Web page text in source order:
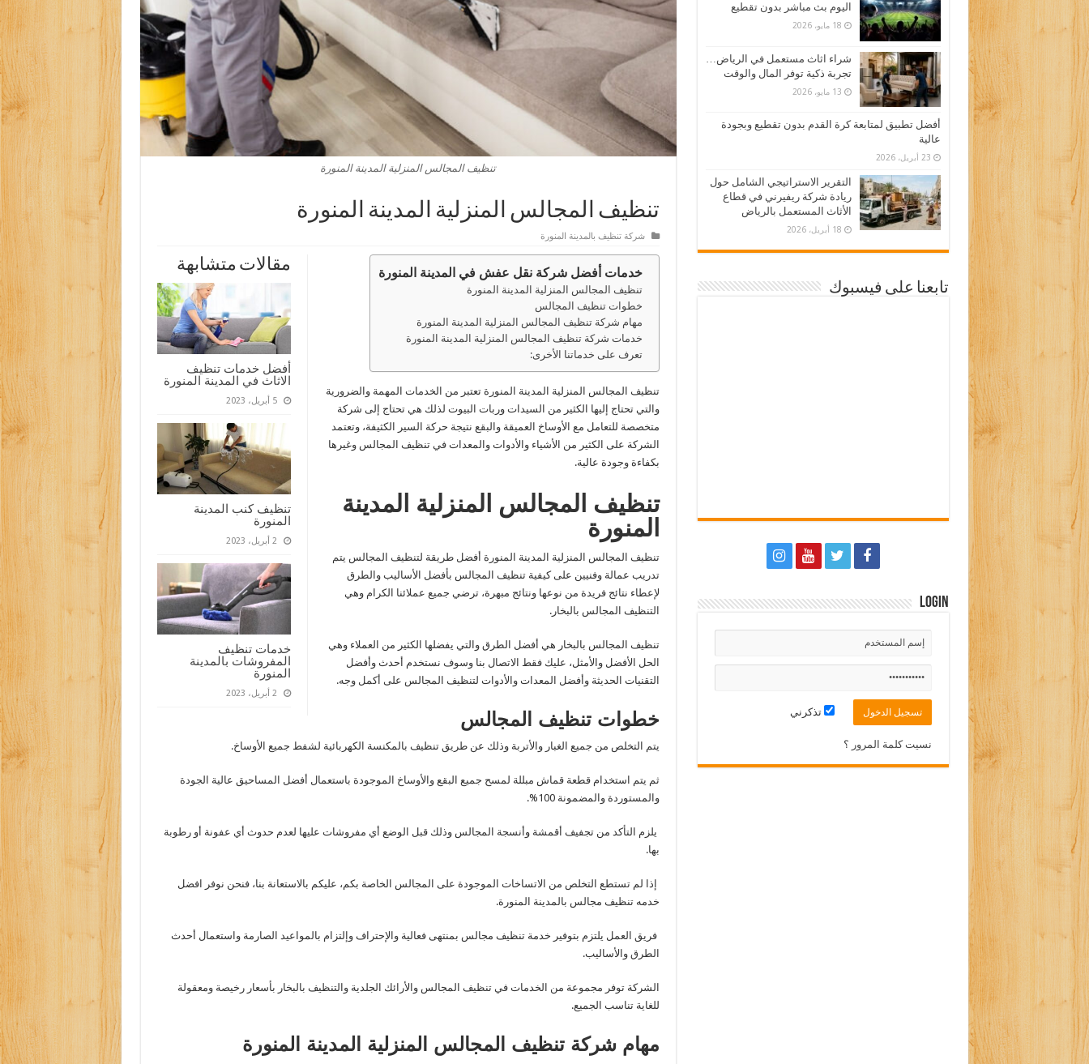
تنظيف المجالس المنزلية المدينة المنورة
تنظيف المجالس المنزلية المدينة المنورة
شركة تنظيف بالمدينة المنورة
مقالات متشابهة
أفضل خدمات تنظيف
الاثاث في المدينة المنورة
5 أبريل، 2023
تنظيف كنب المدينة
المنورة
2 أبريل، 2023
خدمات تنظيف
المفروشات بالمدينة
المنورة
2 أبريل، 2023
خدمات أفضل شركة نقل عفش في المدينة المنورة
تنظيف المجالس المنزلية المدينة المنورة
خطوات تنظيف المجالس
مهام شركة تنظيف المجالس المنزلية المدينة المنورة
خدمات شركة تنظيف المجالس المنزلية المدينة المنورة
تعرف على خدماتنا الأخرى:
تنظيف المجالس المنزلية المدينة المنورة تعتبر من الخدمات المهمة والضرورية
والتي تحتاج إليها الكثير من السيدات وربات البيوت لذلك هي تحتاج إلى شركة
متخصصة للتعامل مع الأوساخ العميقة والبقع نتيجة حركة السير الكثيفة، وتعتمد
الشركة على الكثير من الأشياء والأدوات والمعدات في تنظيف المجالس وغيرها
بكفاءة وجودة عالية.
تنظيف المجالس المنزلية المدينة
المنورة
تنظيف المجالس المنزلية المدينة المنورة أفضل طريقة لتنظيف المجالس يتم
تدريب عمالة وفنيين على كيفية تنظيف المجالس بأفضل الأساليب والطرق
لإعطاء نتائج فريدة من نوعها ونتائج مبهرة، ترضي جميع عملائنا الكرام وهي
التنظيف المجالس بالبخار.
تنظيف المجالس بالبخار هي أفضل الطرق والتي يفضلها الكثير من العملاء وهي
الحل الأفضل والأمثل، عليك فقط الاتصال بنا وسوف نستخدم أحدث وأفضل
التقنيات الحديثة وأفضل المعدات والأدوات لتنظيف المجالس على أكمل وجه.
خطوات تنظيف المجالس
يتم التخلص من جميع الغبار والأتربة وذلك عن طريق تنظيف بالمكنسة الكهربائية لشفط جميع الأوساخ.
ثم يتم استخدام قطعة قماش مبللة لمسح جميع البقع والأوساخ الموجودة باستعمال أفضل المساحيق عالية الجودة
والمستوردة والمضمونة100%.
يلزم التأكد من تجفيف أقمشة وأنسجة المجالس وذلك قبل الوضع أي مفروشات عليها لعدم حدوث أي عفونة أو رطوبة
بها.
إذا لم تستطع التخلص من الاتساخات الموجودة على المجالس الخاصة بكم، عليكم بالاستعانة بنا، فنحن نوفر افضل
خدمه تنظيف مجالس بالمدينة المنورة.
فريق العمل يلتزم بتوفير خدمة تنظيف مجالس بمنتهى فعالية والإحتراف وإلتزام بالمواعيد الصارمة واستعمال أحدث
الطرق والأساليب.
الشركة توفر مجموعة من الخدمات في تنظيف المجالس والأرائك الجلدية والتنظيف بالبخار بأسعار رخيصة ومعقولة
للغاية تناسب الجميع.
مهام شركة تنظيف المجالس المنزلية المدينة المنورة
اليوم بث مباشر بدون تقطيع
18 مايو، 2026
شراء اثاث مستعمل في الرياض…
تجربة ذكية توفر المال والوقت
13 مايو، 2026
أفضل تطبيق لمتابعة كرة القدم بدون تقطيع وبجودة
عالية
23 أبريل، 2026
التقرير الاستراتيجي الشامل حول
ريادة شركة ريفيرني في قطاع
الأثاث المستعمل بالرياض
18 أبريل، 2026
تابعنا على فيسبوك
Login
تذكرني
نسيت كلمة المرور ؟